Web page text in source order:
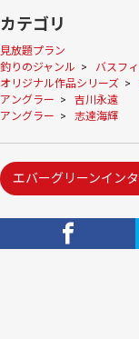
カテゴリ
見放題プラン
釣りのジャンル > バスフ
オリジナル作品シリーズ >
アングラー > 吉川永遠
アングラー > 志達海輝
エバーグリーンイン